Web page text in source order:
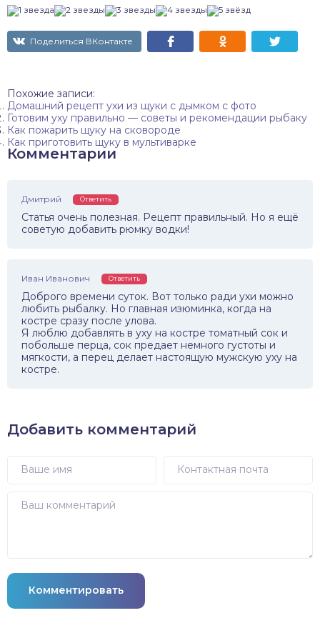
Поделиться ВКонтакте
Похожие записи:
Домашний рецепт ухи из щуки с дымком с фото
Готовим уху правильно — советы и рекомендации рыбаку
Как пожарить щуку на сковороде
Как приготовить щуку в мультиварке
Комментарии
Дмитрий Ответить
Статья очень полезная. Рецепт правильный. Но я ещё
советую добавить рюмку водки!
Иван Иванович Ответить
Доброго времени суток. Вот только ради ухи можно
любить рыбалку. Но главная изюминка, когда на
костре сразу после улова.
Я люблю добавлять в уху на костре томатный сок и
побольше перца, сок предает немного густоты и
мягкости, а перец делает настоящую мужскую уху на
костре.
Добавить комментарий
Комментировать